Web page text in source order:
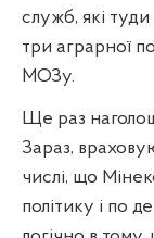
служб, які
три аграрної
МОЗу.
Ще раз
Зараз,
числі, що
політику і по